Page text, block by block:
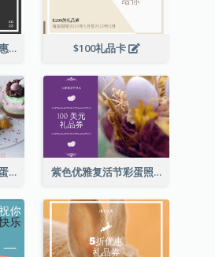
艺术感黑色星期五优惠券 $100礼品卡
粉色复活节蛋糕照片蛋糕店礼品卡 紫色优雅复活节彩蛋照片礼品卡